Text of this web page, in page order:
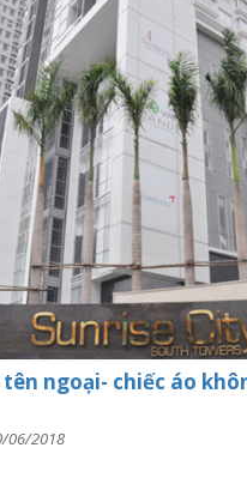
ngoại- chiếc áo
06/2018